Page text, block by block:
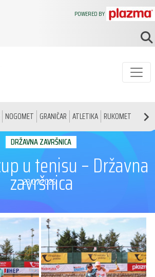
NOGOMET GRANIČAR ATLETIKA RUKOMET
POWERED BY
DRŽAVNA ZAVRŠNICA
u tenisu – Državna
završnica
23.07.2025.